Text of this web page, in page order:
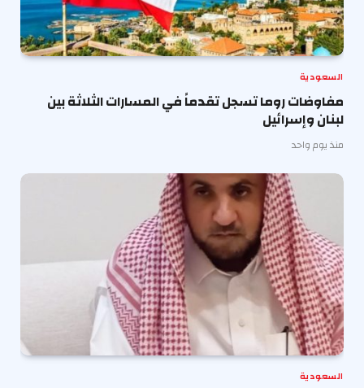
السعودية
مفاوضات روما تسجل تقدماً في المسارات الثلاثة بين
لبنان وإسرائيل
منذ يوم واحد
السعودية